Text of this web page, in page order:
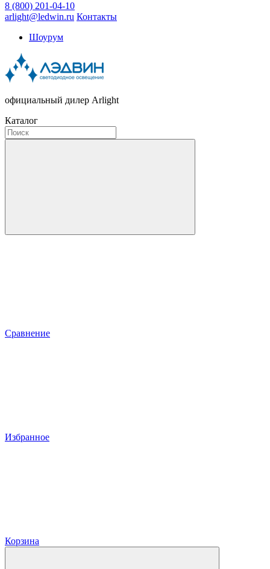
8 (800) 201-04-10
arlight@ledwin.ru Контакты
Шоурум
официальный дилер Arlight
Каталог
Сравнение
Избранное
Корзина